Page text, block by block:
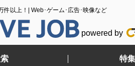
件以上！| Web･ゲーム･広告･映像など
powered by
特